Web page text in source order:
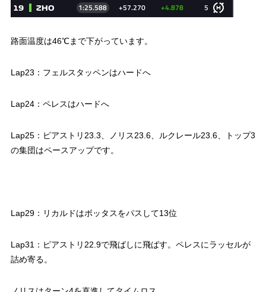
路面温度は46℃まで下がっています。
Lap23：フェルスタッペンはハードへ
Lap24：ペレスはハードへ
Lap25：ピアストリ23.3、ノリス23.6、ルクレール23.6、トップ3
の集団はペースアップです。
Lap29：リカルドはボッタスをパスして13位
Lap31：ピアストリ22.9で飛ばしに飛ばす。ペレスにラッセルが
詰め寄る。